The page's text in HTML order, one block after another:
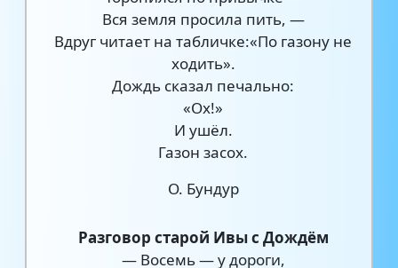
Вся земля просила пить, —
Вдруг читает на табличке:«По газону не
ходить».
Дождь сказал печально:
«Ох!»
И ушёл.
Газон засох.
О. Бундур
Разговор старой Ивы с Дождём
— Восемь — у дороги,